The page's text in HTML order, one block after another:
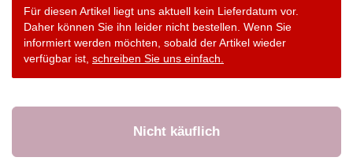
Für diesen Artikel liegt uns aktuell kein Lieferdatum vor.
Daher können Sie ihn leider nicht bestellen. Wenn Sie
informiert werden möchten, sobald der Artikel wieder
verfügbar ist, schreiben Sie uns einfach.